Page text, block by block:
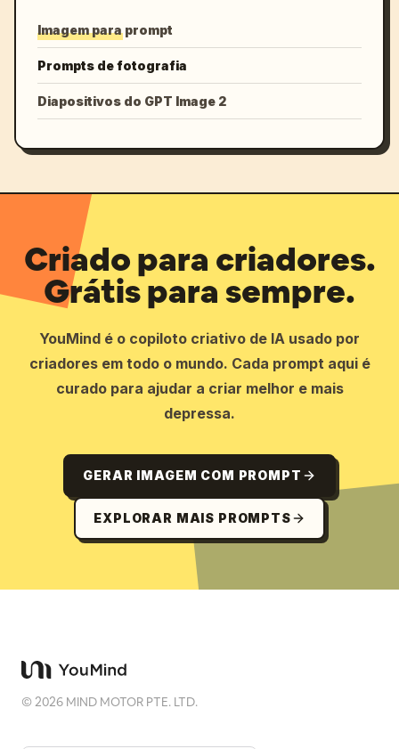
Imagem para prompt
Prompts de fotografia
Diapositivos do GPT Image 2
Criado para criadores.
Grátis para sempre.
YouMind é o copiloto criativo de IA usado por
criadores em todo o mundo. Cada prompt aqui é
curado para ajudar a criar melhor e mais
depressa.
GERAR IMAGEM COM PROMPT
EXPLORAR MAIS PROMPTS
©2026 MIND MOTOR PTE. LTD.